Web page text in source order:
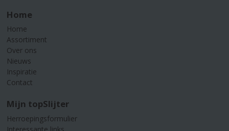
Home
Home
Assortiment
Over ons
Nieuws
Inspiratie
Contact
Mijn topSlijter
Herroepingsformulier
Interessante links